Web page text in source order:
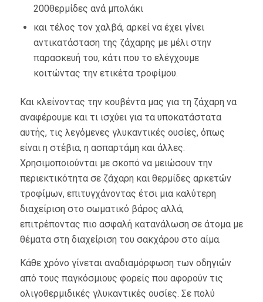
200θερμίδες ανά μπολάκι
και τέλος τον χαλβά, αρκεί να έχει γίνει
αντικατάσταση της ζάχαρης με μέλι στην
παρασκευή του, κάτι που το ελέγχουμε
κοιτώντας την ετικέτα τροφίμου.
Και κλείνοντας την κουβέντα μας για τη ζάχαρη να
αναφέρουμε και τι ισχύει για τα υποκατάστατα
αυτής, τις λεγόμενες γλυκαντικές ουσίες, όπως
είναι η στέβια, η ασπαρτάμη και άλλες.
Χρησιμοποιούνται με σκοπό να μειώσουν την
περιεκτικότητα σε ζάχαρη και θερμίδες αρκετών
τροφίμων, επιτυγχάνοντας έτσι μια καλύτερη
διαχείριση στο σωματικό βάρος αλλά,
επιτρέποντας πιο ασφαλή κατανάλωση σε άτομα με
θέματα στη διαχείριση του σακχάρου στο αίμα.
Κάθε χρόνο γίνεται αναδιαμόρφωση των οδηγιών
από τους παγκόσμιους φορείς που αφορούν τις
ολιγοθερμιδικές γλυκαντικές ουσίες. Σε πολύ